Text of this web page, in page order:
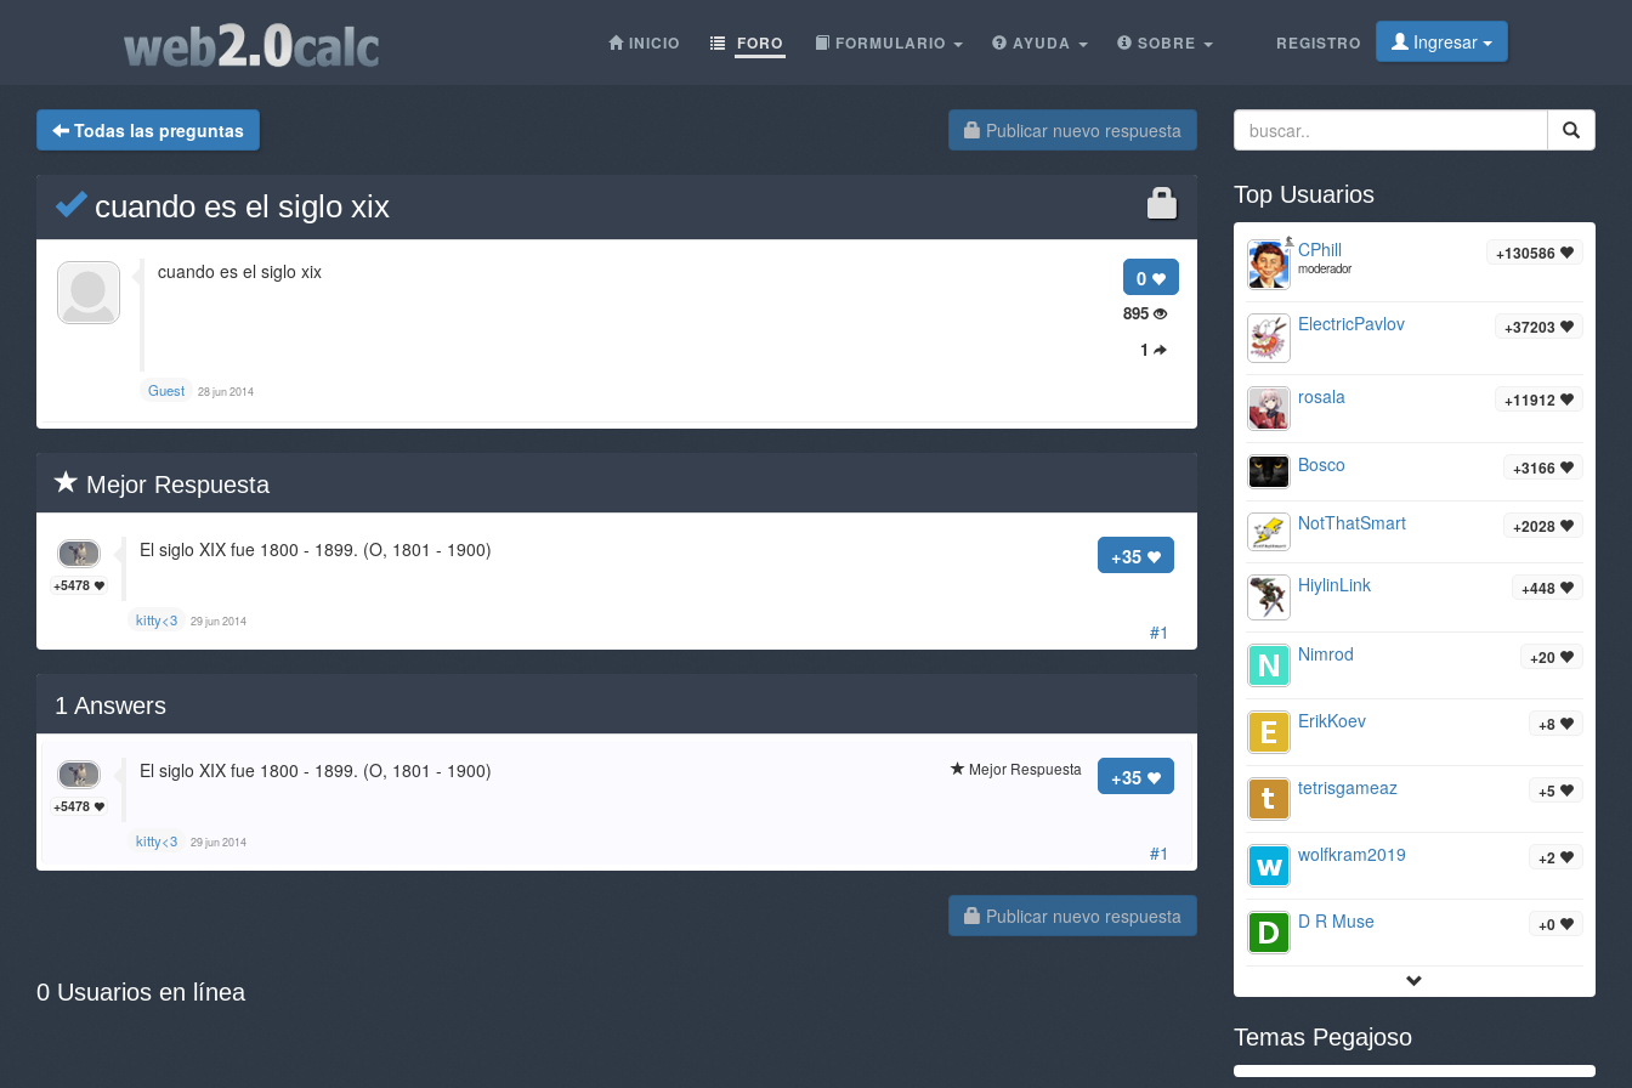
REGISTRO Ingresar
INICIO FORO FORMULARIO AYUDA SOBRE
Publicar nuevo respuesta
Todas las preguntas
cuando es el siglo xix
0
895
1
cuando es el siglo xix
Guest 28 jun 2014
Mejor Respuesta
#1
+5478
+35
El siglo XIX fue 1800 - 1899. (O, 1801 - 1900)
kitty<3 29 jun 2014
1 Answers
#1
+5478
+35
Mejor Respuesta
El siglo XIX fue 1800 - 1899. (O, 1801 - 1900)
kitty<3 29 jun 2014
Publicar nuevo respuesta
0 Usuarios en línea
Top Usuarios
+130586
CPhill
moderador
+37203
ElectricPavlov
+11912
rosala
+3166
Bosco
+2028
NotThatSmart
+448
HiylinLink
+20
Nimrod
+8
ErikKoev
+5
tetrisgameaz
+2
wolfkram2019
+0
D R Muse
Temas Pegajoso